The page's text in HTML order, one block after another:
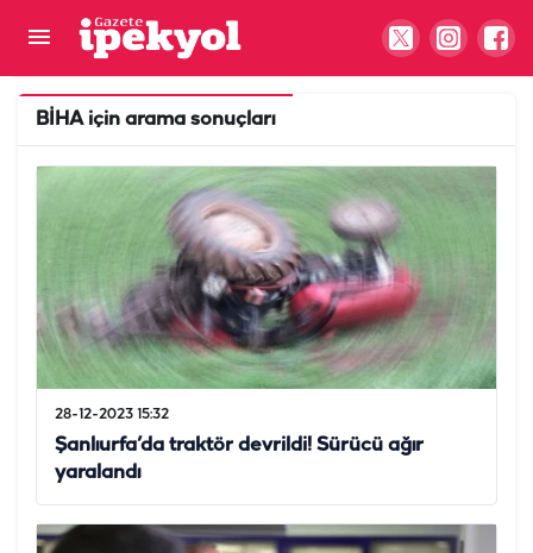
BİHA için arama sonuçları
28-12-2023 15:32
Şanlıurfa’da traktör devrildi! Sürücü ağır
yaralandı